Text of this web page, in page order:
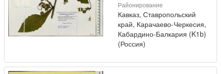
Районирование
Кавказ, Ставропольский
край, Карачаево-Черкесия,
Кабардино-Балкария (K1b)
(Россия)